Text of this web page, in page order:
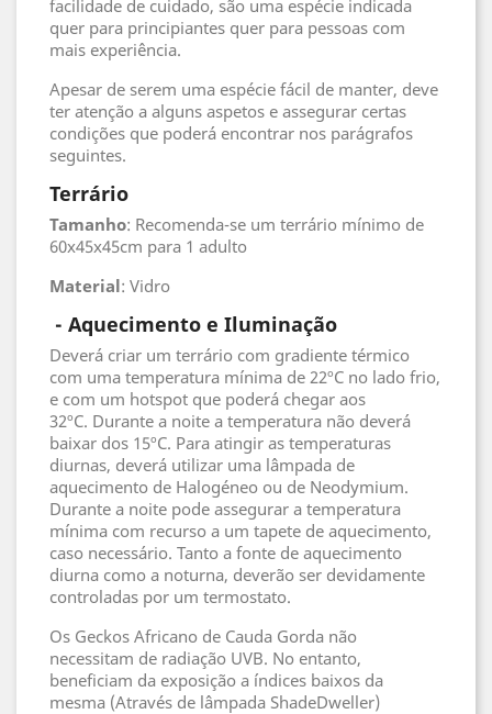
facilidade de cuidado, são uma espécie indicada
quer para principiantes quer para pessoas com
mais experiência.
Apesar de serem uma espécie fácil de manter, deve
ter atenção a alguns aspetos e assegurar certas
condições que poderá encontrar nos parágrafos
seguintes.
Terrário
Tamanho: Recomenda-se um terrário mínimo de
60x45x45cm para 1 adulto
Material: Vidro
- Aquecimento e Iluminação
Deverá criar um terrário com gradiente térmico
com uma temperatura mínima de 22ºC no lado frio,
e com um hotspot que poderá chegar aos
32ºC. Durante a noite a temperatura não deverá
baixar dos 15ºC. Para atingir as temperaturas
diurnas, deverá utilizar uma lâmpada de
aquecimento de Halogéneo ou de Neodymium.
Durante a noite pode assegurar a temperatura
mínima com recurso a um tapete de aquecimento,
caso necessário. Tanto a fonte de aquecimento
diurna como a noturna, deverão ser devidamente
controladas por um termostato.
Os Geckos Africano de Cauda Gorda não
necessitam de radiação UVB. No entanto,
beneficiam da exposição a índices baixos da
mesma (Através de lâmpada ShadeDweller)